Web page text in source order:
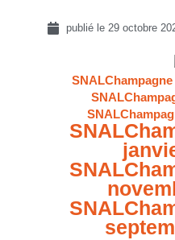
publié le 29 octobre
SNALChampagne